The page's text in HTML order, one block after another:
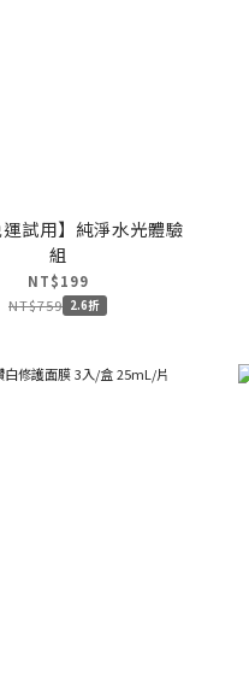
運試用】純淨水光體驗
組
NT$199
NT$759 2.6折